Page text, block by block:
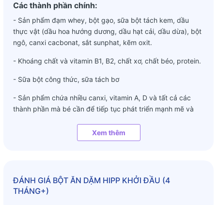
Các thành phần chính:
- Sản phẩm đạm whey, bột gạo, sữa bột tách kem, dầu
thực vật (dầu hoa hướng dương, dầu hạt cải, dầu dừa), bột
ngô, canxi cacbonat, sắt sunphat, kẽm oxit.
- Khoáng chất và vitamin B1, B2, chất xơ, chất béo, protein.
- Sữa bột công thức, sữa tách bơ
- Sản phẩm chứa nhiều canxi, vitamin A, D và tất cả các
thành phần mà bé cần để tiếp tục phát triển mạnh mẽ và
cần thiết cho sự hấp thụ canxi và phát triển xương. Với
hương vị thơm ngon sẽ giúp bé ăn ngon miệng
một cơ thể khoẻ mạnh toàn diện, giúp bé ăn ngon
miệng, dễ tiêu hoá.
Xem thêm
ĐÁNH GIÁ BỘT ĂN DẶM HIPP KHỞI ĐẦU (4
THÁNG+)